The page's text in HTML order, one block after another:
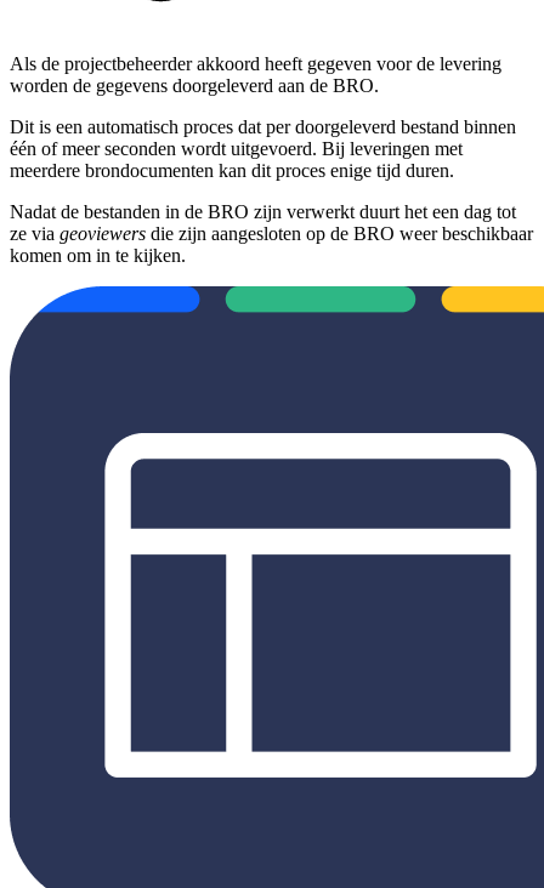
Als de projectbeheerder akkoord heeft gegeven voor de levering
worden de gegevens doorgeleverd aan de BRO.
Dit is een automatisch proces dat per doorgeleverd bestand binnen
één of meer seconden wordt uitgevoerd. Bij leveringen met
meerdere brondocumenten kan dit proces enige tijd duren.
Nadat de bestanden in de BRO zijn verwerkt duurt het een dag tot
ze via geoviewers die zijn aangesloten op de BRO weer beschikbaar
komen om in te kijken.